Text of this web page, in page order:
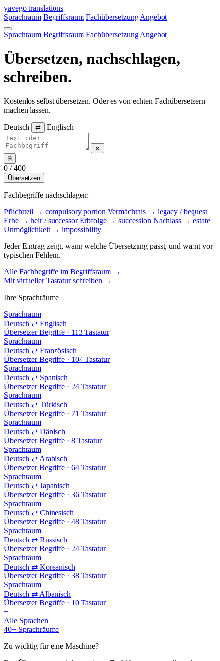
Direkt
zum
Inhalt
yavego translations
Sprachraum Begriffsraum Fachübersetzung Angebot
Sprachraum Begriffsraum Fachübersetzung Angebot
Übersetzen, nachschlagen,
schreiben.
Kostenlos selbst übersetzen. Oder es von echten Fachübersetzern
machen lassen.
Deutsch ⇄ Englisch
✕
⎘
0 / 400
Übersetzen
Fachbegriffe nachschlagen:
Pflichtteil → compulsory portion Vermächtnis → legacy / bequest
Erbe → heir / successor Erbfolge → succession Nachlass → estate
Unmöglichkeit → impossibility
Jeder Eintrag zeigt, wann welche Übersetzung passt, und warnt vor
typischen Fehlern.
Alle Fachbegriffe im Begriffsraum →
Mit virtueller Tastatur schreiben →
Ihre Sprachräume
Sprachraum
Deutsch ⇄ Englisch
Übersetzer Begriffe · 113 Tastatur
Sprachraum
Deutsch ⇄ Französisch
Übersetzer Begriffe · 104 Tastatur
Sprachraum
Deutsch ⇄ Spanisch
Übersetzer Begriffe · 24 Tastatur
Sprachraum
Deutsch ⇄ Türkisch
Übersetzer Begriffe · 71 Tastatur
Sprachraum
Deutsch ⇄ Dänisch
Übersetzer Begriffe · 8 Tastatur
Sprachraum
Deutsch ⇄ Arabisch
Übersetzer Begriffe · 64 Tastatur
Sprachraum
Deutsch ⇄ Japanisch
Übersetzer Begriffe · 36 Tastatur
Sprachraum
Deutsch ⇄ Chinesisch
Übersetzer Begriffe · 48 Tastatur
Sprachraum
Deutsch ⇄ Russisch
Übersetzer Begriffe · 24 Tastatur
Sprachraum
Deutsch ⇄ Koreanisch
Übersetzer Begriffe · 38 Tastatur
Sprachraum
Deutsch ⇄ Albanisch
Übersetzer Begriffe · 10 Tastatur
+
Alle Sprachen
40+ Sprachräume
Zu wichtig für eine Maschine?